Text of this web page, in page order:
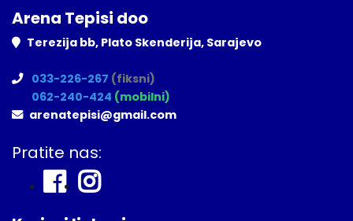
Arena Tepisi doo
Terezija bb, Plato Skenderija, Sarajevo
033-226-267 (fiksni)
062-240-424 (mobilni)
arenatepisi@gmail.com
Pratite nas: